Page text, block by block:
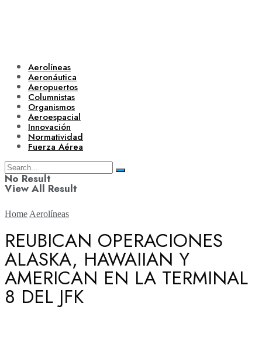
Aerolíneas
Aeronáutica
Aeropuertos
Columnistas
Organismos
Aeroespacial
Innovación
Normatividad
Fuerza Aérea
No Result
View All Result
Aerolíneas
Aeronáutica
Home Aerolíneas
REUBICAN OPERACIONES
ALASKA, HAWAIIAN Y
AMERICAN EN LA TERMINAL
8 DEL JFK